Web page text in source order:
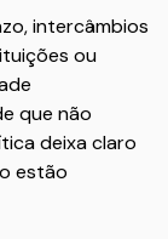
intercâmbios
ou
que não
deixa claro
estão